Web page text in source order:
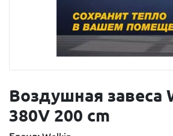
Воздушная завеса
380V 200 cm